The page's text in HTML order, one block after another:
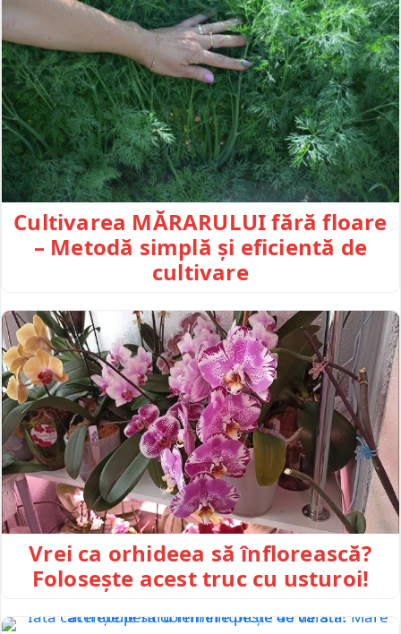
Cultivarea MĂRARULUI fără floare
– Metodă simplă și eficientă de
cultivare
Vrei ca orhideea să înflorească?
Folosește acest truc cu usturoi!